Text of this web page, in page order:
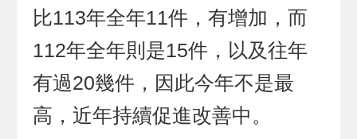
比113年全年11件，有增加，而
112年全年則是15件，以及往年
有過20幾件，因此今年不是最
高，近年持續促進改善中。